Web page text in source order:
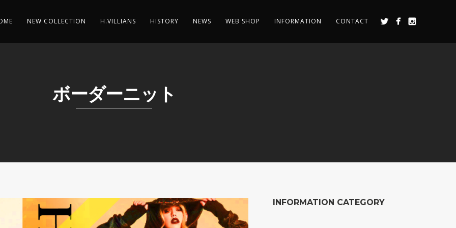
NEW COLLECTION H.VILLIANS HISTORY NEWS WEB SHOP INFORMATION CONTACT
ボーダーニット
INFORMATION CATEGORY